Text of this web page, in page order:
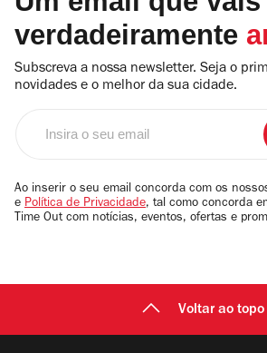
século, reflectindo também
temáticas políticas e sociais
arte contemporânea.
verdadeiramente
Subscreva a nossa newsletter. Seja o
novidades e o melhor da sua cidade.
email
Ao inserir o seu email concorda com os
e Política de Privacidade, tal como concorda
Time Out com notícias, eventos, ofertas e
Voltar ao topo